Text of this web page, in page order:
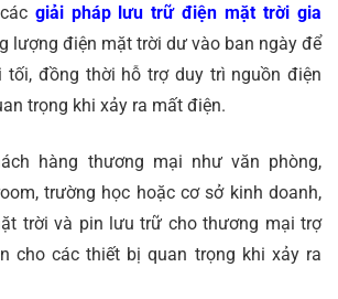
giải pháp lưu trữ điện mặt trời gia
lượng điện mặt trời dư vào ban ngày để
tối, đồng thời hỗ trợ duy trì nguồn điện
trọng khi xảy ra mất điện.
hàng thương mại như văn phòng,
trường học hoặc cơ sở kinh doanh,
trời và pin lưu trữ cho thương mại trợ
cho các thiết bị quan trọng khi xảy ra